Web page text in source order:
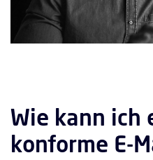
Wie kann ich
konforme E-